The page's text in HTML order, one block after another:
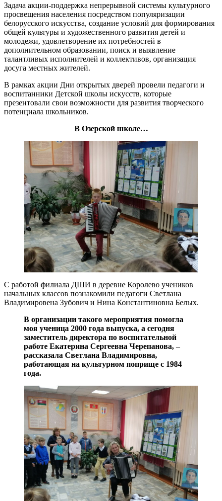
Задача акции-поддержка непрерывной системы культурного
просвещения населения посредством популяризации
белорусского искусства, создание условий для формирования
общей культуры и художественного развития детей и
молодежи, удовлетворение их потребностей в
дополнительном образовании, поиск и выявление
талантливых исполнителей и коллективов, организация
досуга местных жителей.
В рамках акции Дни открытых дверей провели педагоги и
воспитанники Детской школы искусств, которые
презентовали свои возможности для развития творческого
потенциала школьников.
В Озерской школе…
С работой филиала ДШИ в деревне Королево учеников
начальных классов познакомили педагоги Светлана
Владимировена Зубович и Нина Константиновна Белых.
В организации такого мероприятия помогла
моя ученица 2000 года выпуска, а сегодня
заместитель директора по воспитательной
работе Екатерина Сергеевна Черепанова, –
рассказала Светлана Владимировна,
работающая на культурном поприще с 1984
года.